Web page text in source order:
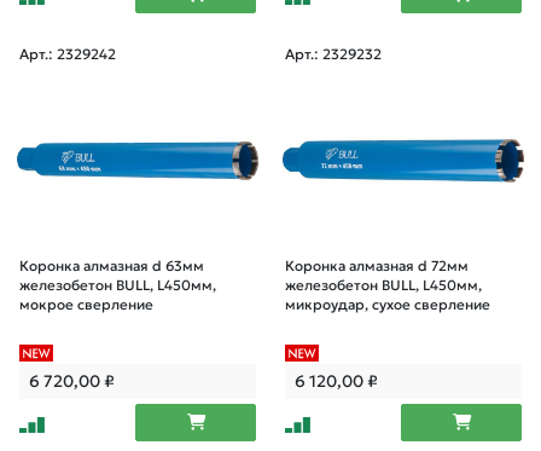
Арт.: 2329242
Коронка алмазная d 63мм
железобетон BULL, L450мм,
мокрое сверление
6 720,00₽
Арт.: 2329232
Коронка алмазная d 72мм
железобетон BULL, L450мм,
микроудар, сухое сверление
6 120,00₽